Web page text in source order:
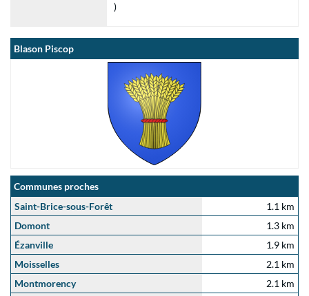
)
Blason Piscop
Communes proches
Saint-Brice-sous-Forêt
1.1 km
Domont
1.3 km
Ézanville
1.9 km
Moisselles
2.1 km
Montmorency
2.1 km